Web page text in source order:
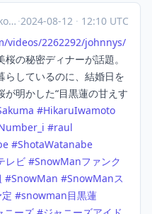
·2024-08-12 · 12:10 UTC
videos/2262292/johnnys/
の秘密ディナーが話題。
らしているのに、結婚日を
明かした“目黒蓮の甘えす
#HikaruIwamoto
#raul
#ShotaWatanabe
レビ #SnowManファンク
#SnowMan #SnowManス
#snowman目黒蓮